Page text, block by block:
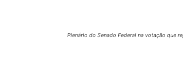
Plenário do Senado Federal na votação que